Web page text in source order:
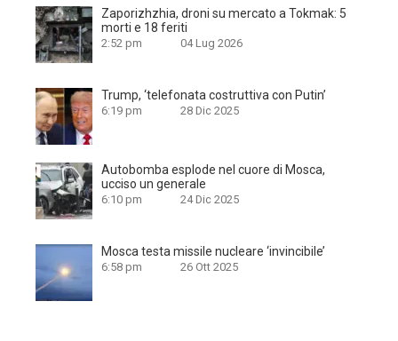
Zaporizhzhia, droni su mercato a Tokmak: 5
morti e 18 feriti
2:52 pm 04 Lug 2026
Trump, ‘telefonata costruttiva con Putin’
6:19 pm 28 Dic 2025
Autobomba esplode nel cuore di Mosca,
ucciso un generale
6:10 pm 24 Dic 2025
Mosca testa missile nucleare ‘invincibile’
6:58 pm 26 Ott 2025